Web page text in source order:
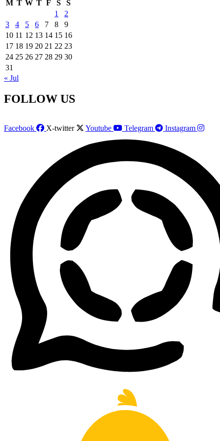
M T W T F S
S
1
2
3
4 5 6 7 8
9
10 11 12 13 14 15 16
17 18 19 20 21 22 23
24 25 26 27 28 29 30
31
« Jul
FOLLOW US
Facebook X-twitter Youtube Telegram Instagram